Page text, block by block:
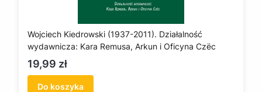
Wojciech Kiedrowski (1937-2011). Działalność
wydawnicza: Kara Remusa, Arkun i Oficyna Czëc
Cena
19,99 zł
Do koszyka